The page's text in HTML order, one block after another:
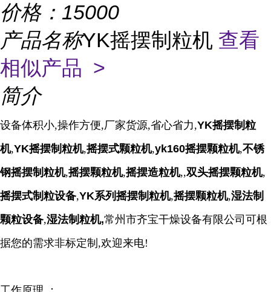
价格： 15000
产品名称YK摇摆制粒机 查看
相似产品 >
简介
设备体积小,操作方便,厂家货源,省心省力,YK摇摆制粒
机,YK摇摆制粒机,摇摆式颗粒机,yk160摇摆颗粒机,不锈
钢摇摆制粒机,摇摆颗粒机,摇摆造粒机,,双头摇摆颗粒机,
摇摆式制粒设备,YK系列摇摆制粒机,摇摆颗粒机,湿法制
颗粒设备,湿法制粒机,常州市齐宝干燥设备有限公司可根
据您的需求非标定制,欢迎来电!